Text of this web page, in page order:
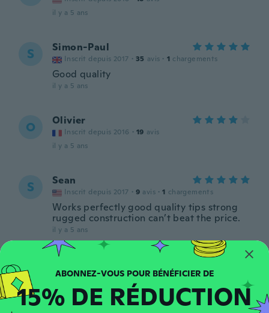
il y a 5 ans
S Simon-Paul
Inscrit depuis 2017 · 35 avis · 1 chargements
Good quality
il y a 5 ans
O Olivier
Inscrit depuis 2016 · 19 avis
il y a 5 ans
S Sean
Inscrit depuis 2017 · 9 avis · 1 chargements
Works perfectly good quality tips strong
rugged construction can’t beat the price.
il y a 5 ans
K Inscrit depuis 2015 · 22 avis
Tolle Ware!
il y a 5 ans
15% DE RÉDUCTION